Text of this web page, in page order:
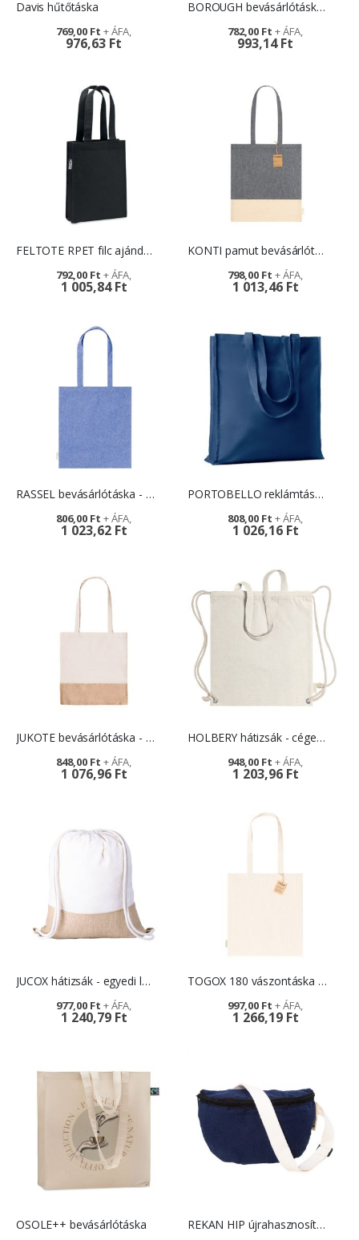
Davis hűtőtáska
976,63 Ft
769,00 Ft
BOROUGH bevásárlótáska - egyedi feliratozással
993,14 Ft
782,00 Ft
FELTOTE RPET filc ajándéktáska - reklámtáska logózással
1 005,84 Ft
792,00 Ft
KONTI pamut bevásárlótáska – reklámszatyor
1 013,46 Ft
798,00 Ft
RASSEL bevásárlótáska - reklámajándék
1 023,62 Ft
806,00 Ft
PORTOBELLO reklámtáska egyedi grafikával
1 026,16 Ft
808,00 Ft
JUKOTE bevásárlótáska - promóciós ajándék
1 076,96 Ft
848,00 Ft
HOLBERY hátizsák - céges reklámajándék
1 203,96 Ft
948,00 Ft
JUCOX hátizsák - egyedi logóval
1 240,79 Ft
977,00 Ft
TOGOX 180 vászontáska - logózható reklámtárgy
1 266,19 Ft
997,00 Ft
OSOLE++ bevásárlótáska REKAN HIP újrahasznosított övtáska